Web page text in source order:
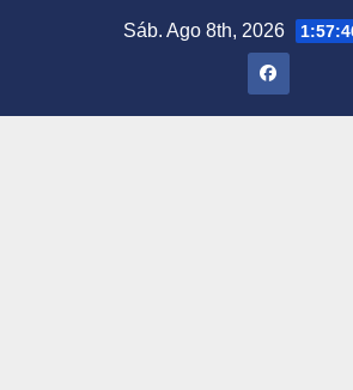
Sáb. Ago 8th, 2026